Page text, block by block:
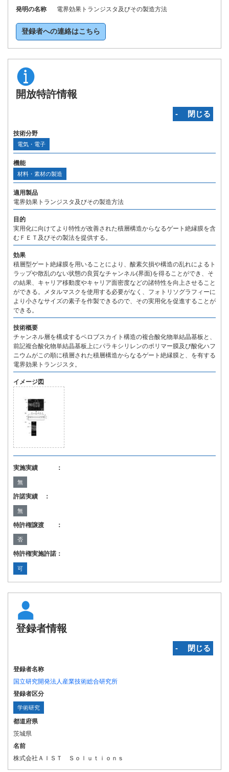
発明の名称
電界効果トランジスタ及びその製造方法
登録者への連絡はこちら
開放特許情報
‐ 閉じる
技術分野
電気・電子
機能
材料・素材の製造
適用製品
電界効果トランジスタ及びその製造方法
目的
実用化に向けてより特性が改善された積層構造からなるゲート絶縁膜を含
むＦＥＴ及びその製法を提供する。
効果
積層型ゲート絶縁膜を用いることにより、酸素欠損や構造の乱れによるト
ラップや散乱のない状態の良質なチャンネル(界面)を得ることができ、そ
の結果、キャリア移動度やキャリア面密度などの諸特性を向上させること
ができる。メタルマスクを使用する必要がなく、フォトリソグラフィーに
より小さなサイズの素子を作製できるので、その実用化を促進することが
できる。
技術概要
チャンネル層を構成するペロブスカイト構造の複合酸化物単結晶基板と、
前記複合酸化物単結晶基板上にパラキシリレンのポリマー膜及び酸化ハフ
ニウムがこの順に積層された積層構造からなるゲート絶縁膜と、を有する
電界効果トランジスタ。
イメージ図
実施実績 ：
無
許諾実績 ：
無
特許権譲渡 ：
否
特許権実施許諾：
可
登録者情報
‐ 閉じる
登録者名称
国立研究開発法人産業技術総合研究所
登録者区分
学術研究
都道府県
茨城県
名前
株式会社ＡＩＳＴ Ｓｏｌｕｔｉｏｎｓ